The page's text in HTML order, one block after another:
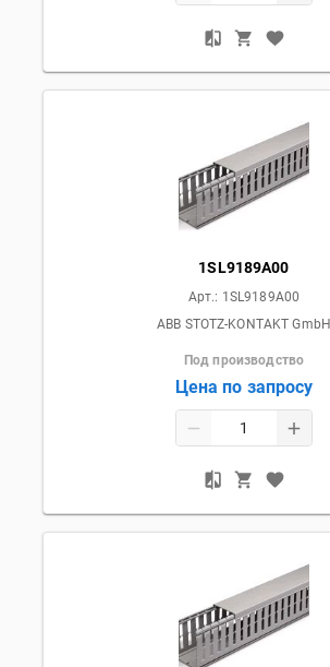
1SL9189A00
Арт.: 1SL9189A00
ABB STOTZ-KONTAKT GmbH
Под производство
Цена по запросу